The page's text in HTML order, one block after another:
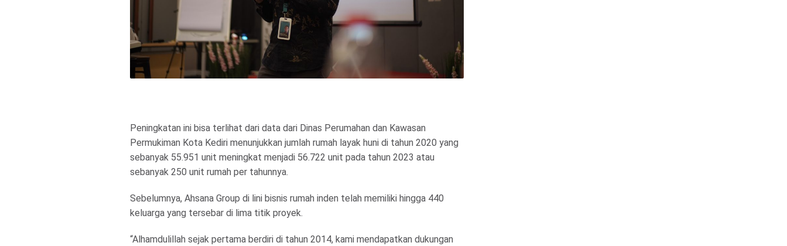
Peningkatan ini bisa terlihat dari data dari Dinas Perumahan dan Kawasan
Permukiman Kota Kediri menunjukkan jumlah rumah layak huni di tahun 2020 yang
sebanyak 55.951 unit meningkat menjadi 56.722 unit pada tahun 2023 atau
sebanyak 250 unit rumah per tahunnya.
Sebelumnya, Ahsana Group di lini bisnis rumah inden telah memiliki hingga 440
keluarga yang tersebar di lima titik proyek.
“Alhamdulillah sejak pertama berdiri di tahun 2014, kami mendapatkan dukungan